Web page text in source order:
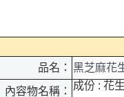
品名：
黑芝麻花
內容物名稱：
成份 : 花